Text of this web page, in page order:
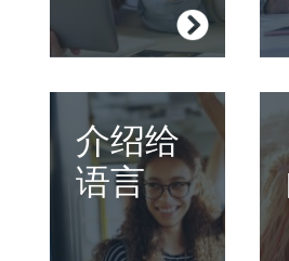
私人课程
介绍给
语言
学习一门新的语言
能够让您更轻易地
了解世界，并结交
国际友人。
英语初学者